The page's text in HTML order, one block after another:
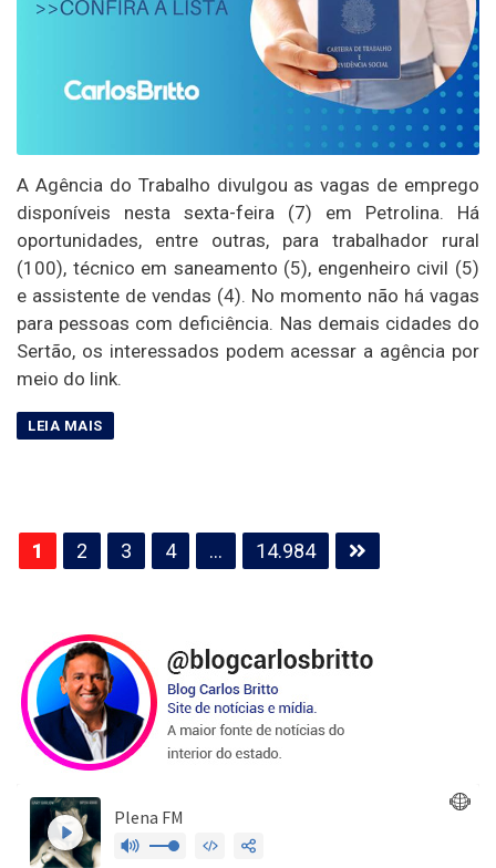
A Agência do Trabalho divulgou as vagas de emprego
disponíveis nesta sexta-feira (7) em Petrolina. Há
oportunidades, entre outras, para trabalhador rural
(100), técnico em saneamento (5), engenheiro civil (5)
e assistente de vendas (4). No momento não há vagas
para pessoas com deficiência. Nas demais cidades do
Sertão, os interessados podem acessar a agência por
meio do link.
Paginação
de
1 2 3 4 … 14.984